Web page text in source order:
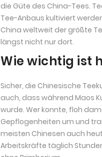
die Güte des China-Tees.
Tee-Anbaus kultiviert
China weltweit der größte
längst nicht nur dort.
Wie wichtig ist
Sicher, die Chinesische
auch, dass während Maos
wurde. Wer konnte, floh
Gepflogenheiten um und
meisten Chinesen auch
Arbeitskräfte täglich